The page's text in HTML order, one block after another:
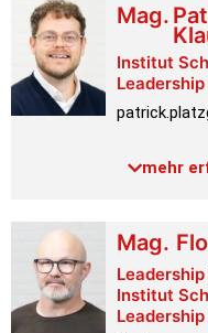
Mag.
Institut
Link PH-
mehr
Mag.
Institut